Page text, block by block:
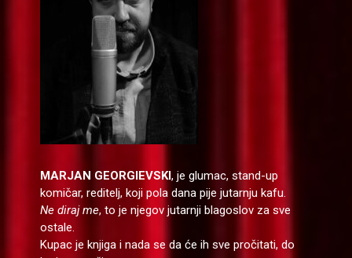
MARJAN GEORGIEVSKI, je glumac, stand-up
komičar, reditelj, koji pola dana pije jutarnju kafu.
Ne diraj me, to je njegov jutarnji blagoslov za sve
ostale.
Kupac je knjiga i nada se da će ih sve pročitati, do